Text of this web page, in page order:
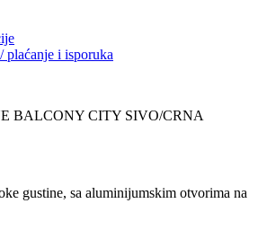
plaćanje i isporuka
BALCONY CITY SIVO/CRNA
gustine, sa aluminijumskim otvorima na